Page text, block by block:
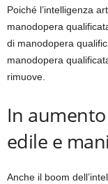
Poiché l’intelligenza
manodopera
di manodopera
manodopera
rimuove.
In
edile e
Anche il boom